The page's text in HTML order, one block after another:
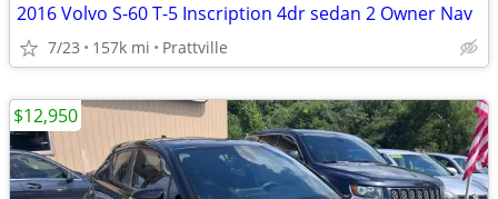
2016 Volvo S-60 T-5 Inscription 4dr sedan 2 Owner Nav
7/23 157k mi Prattville
$12,950